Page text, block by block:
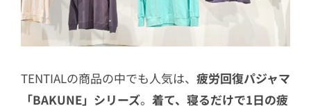
TENTIALの商品の中でも人気は、 疲労回復パジャマ
「BAKUNE」シリーズ。 着て、寝るだけで1日の疲